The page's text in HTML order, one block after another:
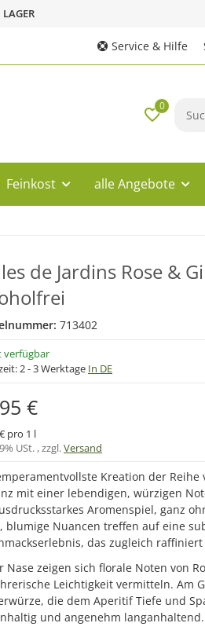
Service & Hilfe
0
Feinkost alle Angebote
de Jardins Rose &
713402
verfügbar
2 - 3 Werktage In DE
€
pro 1 l
USt. , zzgl.Versand
Kreation der
mit einer lebendigen, würzigen
Aromenspiel, ganz
blumige Nuancen treffen auf eine
das zugleich
Nase zeigen sich florale Noten von
Leichtigkeit vermitteln. Am
die dem Aperitif Tiefe und
und angenehm langanhaltend.